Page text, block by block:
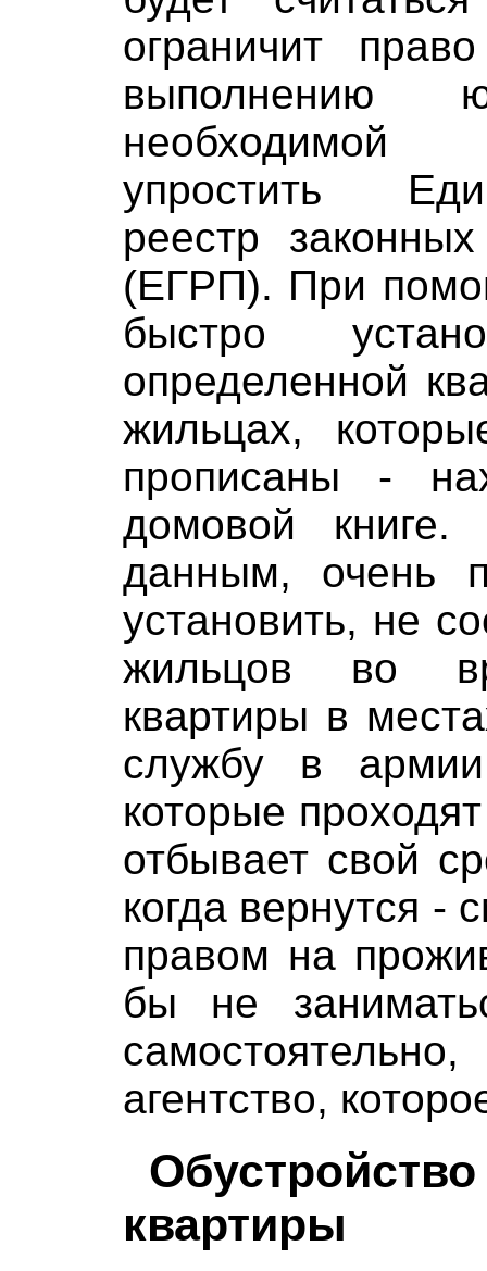
ограничит
выполнению
необходимой
упростить
реестр
(ЕГРП). При
быстро
определенной
жильцах,
прописаны -
домовой
данным, очень
установить, не
жильцов во
квартиры в
службу в
которые
отбывает свой
когда вернутся -
правом на
бы не
агентство,
квартиры